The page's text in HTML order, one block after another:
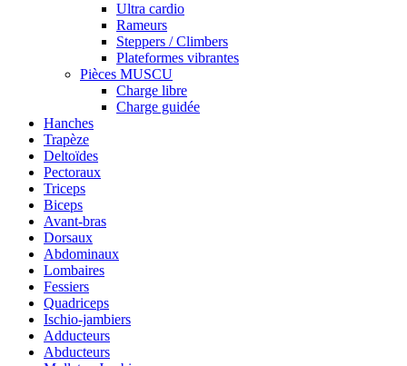
Ultra cardio
Rameurs
Steppers / Climbers
Plateformes vibrantes
Pièces MUSCU
Charge libre
Charge guidée
Hanches
Trapèze
Deltoïdes
Pectoraux
Triceps
Biceps
Avant-bras
Dorsaux
Abdominaux
Lombaires
Fessiers
Quadriceps
Ischio-jambiers
Adducteurs
Abducteurs